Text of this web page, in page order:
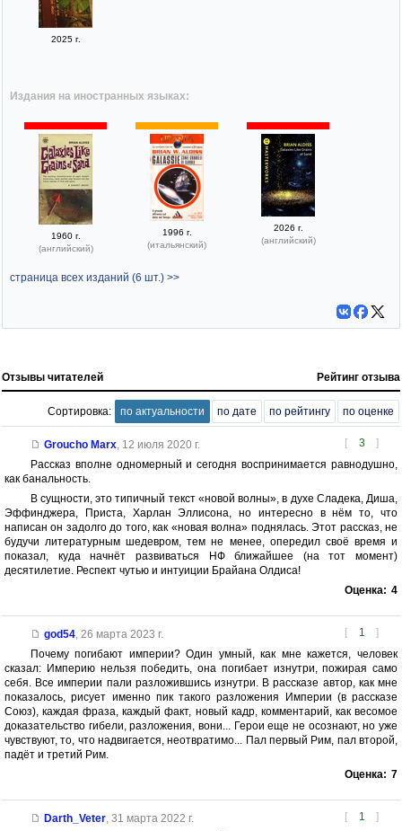
2025 г.
Издания на иностранных языках:
1960 г.
(английский)
1996 г.
(итальянский)
2026 г.
(английский)
страница всех изданий (6 шт.) >>
Отзывы читателей Рейтинг отзыва
Сортировка: по актуальности по дате по рейтингу по оценке
[ 3 ]
Groucho Marx, 12 июля 2020 г.
Рассказ вполне одномерный и сегодня воспринимается равнодушно,
как банальность.
В сущности, это типичный текст «новой волны», в духе Сладека, Диша,
Эффинджера, Приста, Харлан Эллисона, но интересно в нём то, что
написан он задолго до того, как «новая волна» поднялась. Этот рассказ, не
будучи литературным шедевром, тем не менее, опередил своё время и
показал, куда начнёт развиваться НФ ближайшее (на тот момент)
десятилетие. Респект чутью и интуиции Брайана Олдиса!
Оценка: 4
[ 1 ]
god54, 26 марта 2023 г.
Почему погибают империи? Один умный, как мне кажется, человек
сказал: Империю нельзя победить, она погибает изнутри, пожирая само
себя. Все империи пали разложившись изнутри. В рассказе автор, как мне
показалось, рисует именно пик такого разложения Империи (в рассказе
Союз), каждая фраза, каждый факт, новый кадр, комментарий, как весомое
доказательство гибели, разложения, вони... Герои еще не осознают, но уже
чувствуют, то, что надвигается, неотвратимо... Пал первый Рим, пал второй,
падёт и третий Рим.
Оценка: 7
[ 1 ]
Darth_Veter, 31 марта 2022 г.